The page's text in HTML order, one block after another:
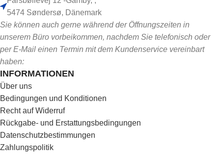
5474 Søndersø, Dänemark
Sie können auch gerne während der Öffnungszeiten in
unserem Büro vorbeikommen, nachdem Sie telefonisch oder
per E-Mail einen Termin mit dem Kundenservice vereinbart
haben:
INFORMATIONEN
Über uns
Bedingungen und Konditionen
Recht auf Widerruf
Rückgabe- und Erstattungsbedingungen
Datenschutzbestimmungen
Zahlungspolitik